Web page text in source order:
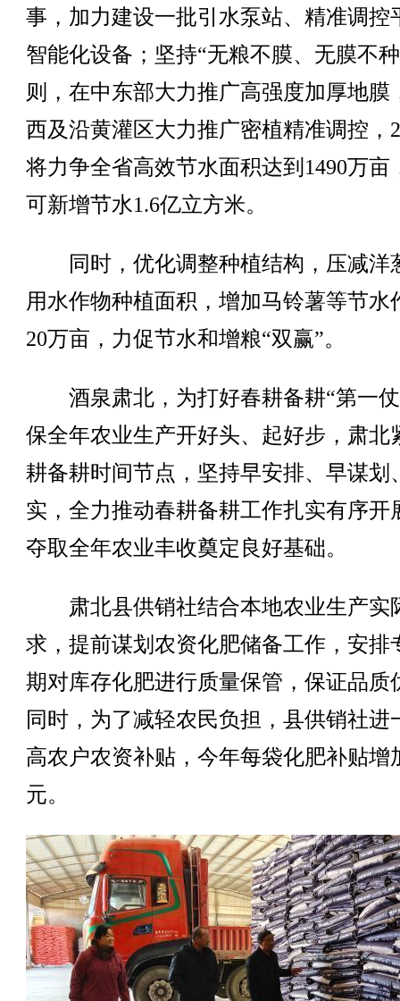
事，加力建设一批引水泵站、精准调控
智能化设备；坚持“无粮不膜、无膜不
则，在中东部大力推广高强度加厚地膜
西及沿黄灌区大力推广密植精准调控，
将力争全省高效节水面积达到1490万亩
可新增节水1.6亿立方米。
同时，优化调整种植结构，压减洋
用水作物种植面积，增加马铃薯等节水
20万亩，力促节水和增粮“双赢”。
酒泉肃北，为打好春耕备耕“第一仗
保全年农业生产开好头、起好步，肃北
耕备耕时间节点，坚持早安排、早谋划
实，全力推动春耕备耕工作扎实有序开
夺取全年农业丰收奠定良好基础。
肃北县供销社结合本地农业生产实
求，提前谋划农资化肥储备工作，安排
期对库存化肥进行质量保管，保证品质
同时，为了减轻农民负担，县供销社进
高农户农资补贴，今年每袋化肥补贴增
元。